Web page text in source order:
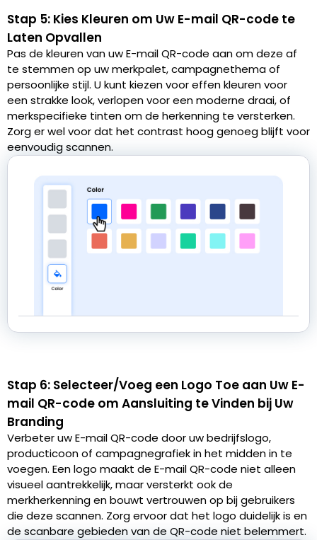
Stap 5: Kies Kleuren om Uw E-mail QR-code te
Laten Opvallen
Pas de kleuren van uw E-mail QR-code aan om deze af
te stemmen op uw merkpalet, campagnethema of
persoonlijke stijl. U kunt kiezen voor effen kleuren voor
een strakke look, verlopen voor een moderne draai, of
merkspecifieke tinten om de herkenning te versterken.
Zorg er wel voor dat het contrast hoog genoeg blijft voor
eenvoudig scannen.
Stap 6: Selecteer/Voeg een Logo Toe aan Uw E-
mail QR-code om Aansluiting te Vinden bij Uw
Branding
Verbeter uw E-mail QR-code door uw bedrijfslogo,
producticoon of campagnegrafiek in het midden in te
voegen. Een logo maakt de E-mail QR-code niet alleen
visueel aantrekkelijk, maar versterkt ook de
merkherkenning en bouwt vertrouwen op bij gebruikers
die deze scannen. Zorg ervoor dat het logo duidelijk is en
de scanbare gebieden van de QR-code niet belemmert.